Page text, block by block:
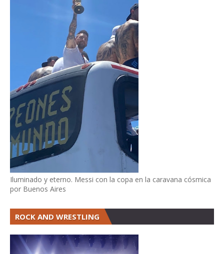
Iluminado y eterno. Messi con la copa en la caravana cósmica
por Buenos Aires
ROCK AND WRESTLING